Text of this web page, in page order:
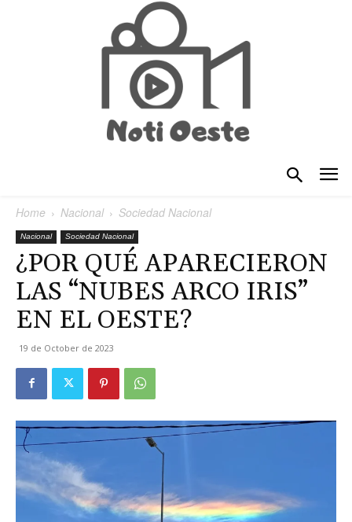
Home Nacional Sociedad Nacional
Nacional Sociedad Nacional
¿POR QUÉ APARECIERON
LAS “NUBES ARCO IRIS”
EN EL OESTE?
19 de October de 2023